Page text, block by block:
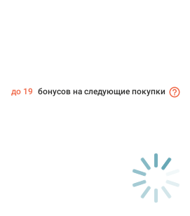
до 19 бонусов на следующие покупки